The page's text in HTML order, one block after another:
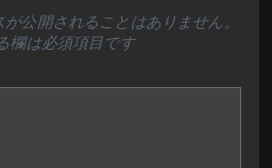
公開されることはありません。
欄は必須項目です